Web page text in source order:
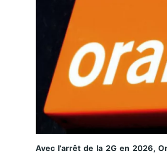
Avec l’arrêt de la 2G en 2026,